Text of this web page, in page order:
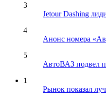
3
Jetour Dashing
4
Анонс номера
5
АвтоВАЗ подвел
1
Рынок показал